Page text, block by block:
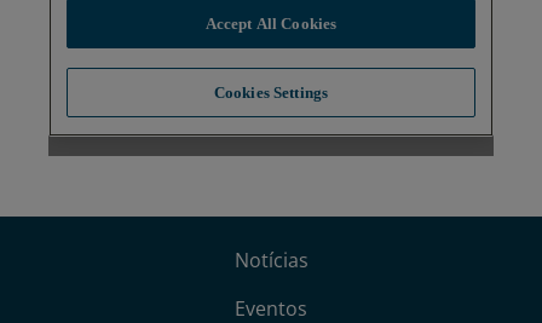
Notícias
Eventos